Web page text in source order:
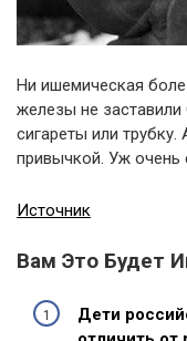
Ни ишемическая
железы не
сигареты или
привычкой. Уж очень
Источник
Вам Это Будет
Дети